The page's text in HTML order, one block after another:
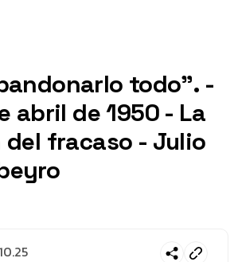
todo". -
abril de 1950 - La
fracaso - Julio